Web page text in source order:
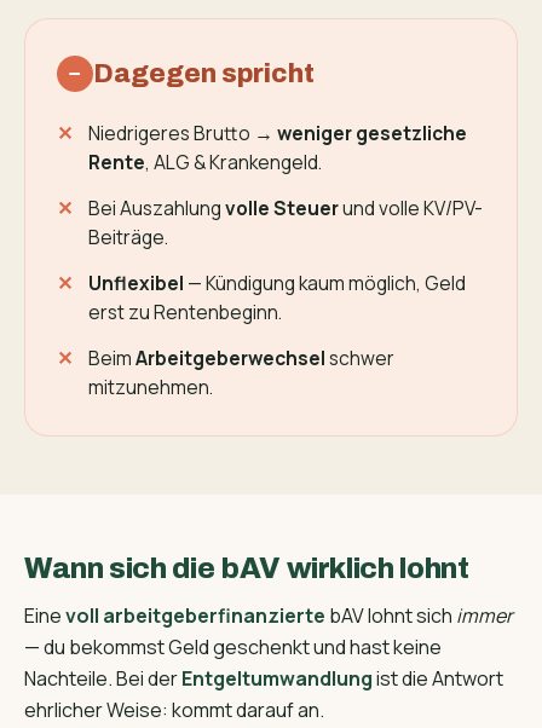
− Dagegen spricht
Niedrigeres Brutto → weniger gesetzliche
Rente, ALG & Krankengeld.
Bei Auszahlungvolle Steuerund volle KV/PV-
Beiträge.
Unflexibel — Kündigung kaum möglich, Geld
erst zu Rentenbeginn.
BeimArbeitgeberwechselschwer
mitzunehmen.
Wann sich die bAV wirklich lohnt
Einevoll arbeitgeber­finanzierte bAV lohnt sich immer
— du bekommst Geld geschenkt und hast keine
Nachteile. Bei derEntgeltumwandlungist die Antwort
ehrlicher Weise: kommt darauf an.